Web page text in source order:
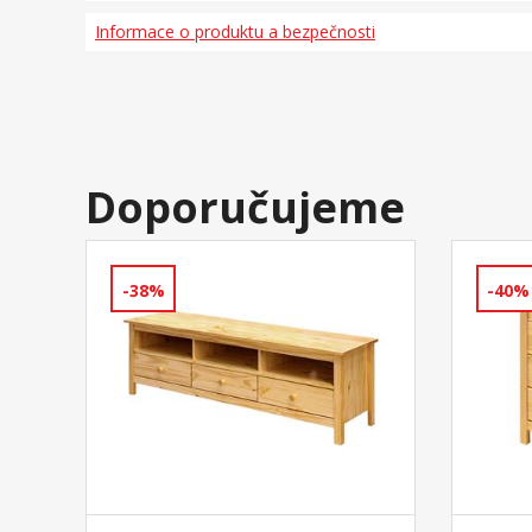
Informace o produktu a bezpečnosti
Doporučujeme
-38% -40%